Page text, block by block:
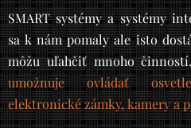
SMART systémy a systémy
sa k nám pomaly ale isto
môžu uľahčiť mnoho
umožnuje ovládať
elektronické zámky, kamery a